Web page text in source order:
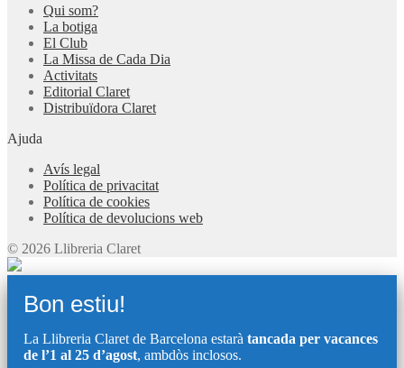
Qui som?
La botiga
El Club
La Missa de Cada Dia
Activitats
Editorial Claret
Distribuïdora Claret
Ajuda
Avís legal
Política de privacitat
Política de cookies
Política de devolucions web
© 2026 Llibreria Claret
Bon estiu!
La Llibreria Claret de Barcelona estarà tancada per vacances
de l’1 al 25 d’agost, ambdòs inclosos.